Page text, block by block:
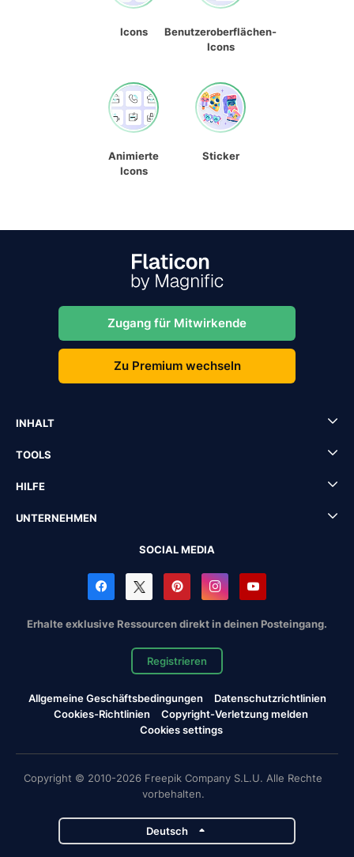
Icons
Benutzeroberflächen-
Icons
Animierte
Icons
Sticker
Zugang für Mitwirkende
Zu Premium wechseln
INHALT
TOOLS
HILFE
UNTERNEHMEN
SOCIAL MEDIA
Erhalte exklusive Ressourcen direkt in deinen Posteingang.
Registrieren
Allgemeine Geschäftsbedingungen
Datenschutzrichtlinien
Cookies-Richtlinien
Copyright-Verletzung melden
Cookies settings
Copyright © 2010-2026 Freepik Company S.L.U. Alle Rechte
vorbehalten.
Deutsch